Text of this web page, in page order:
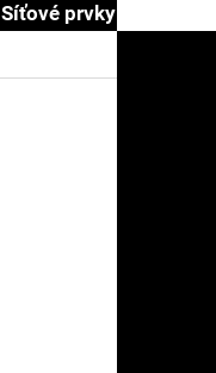
Síťové prvky